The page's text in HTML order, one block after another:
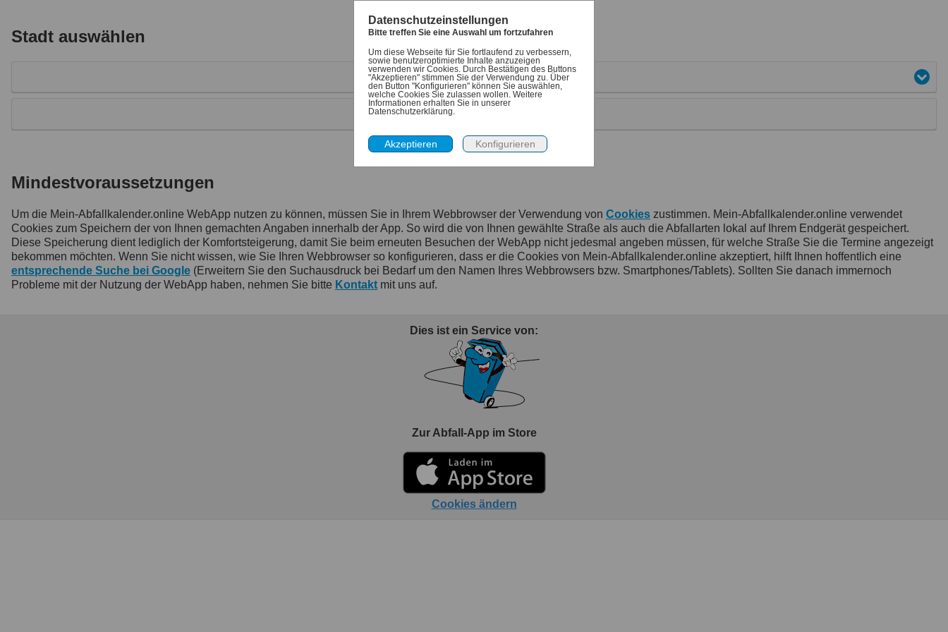
Stadt auswählen
Gemeinde Antrifttal
Für den Denk-dran Service registrieren
Mindestvoraussetzungen
Um die Mein-Abfallkalender.online WebApp nutzen zu können, müssen Sie in Ihrem Webbrowser der Verwendung von Cookies zustimmen. Mein-Abfallkalender.online verwendet
Cookies zum Speichern der von Ihnen gemachten Angaben innerhalb der App. So wird die von Ihnen gewählte Straße als auch die Abfallarten lokal auf Ihrem Endgerät gespeichert.
Diese Speicherung dient lediglich der Komfortsteigerung, damit Sie beim erneuten Besuchen der WebApp nicht jedesmal angeben müssen, für welche Straße Sie die Termine angezeigt
bekommen möchten. Wenn Sie nicht wissen, wie Sie Ihren Webbrowser so konfigurieren, dass er die Cookies von Mein-Abfallkalender.online akzeptiert, hilft Ihnen hoffentlich eine
entsprechende Suche bei Google (Erweitern Sie den Suchausdruck bei Bedarf um den Namen Ihres Webbrowsers bzw. Smartphones/Tablets). Sollten Sie danach immernoch
Probleme mit der Nutzung der WebApp haben, nehmen Sie bitte Kontakt mit uns auf.
Dies ist ein Service von:
Zur Abfall-App im Store
Cookies ändern
Datenschutzeinstellungen
Bitte treffen Sie eine Auswahl um fortzufahren
Um diese Webseite für Sie fortlaufend zu verbessern,
sowie benutzeroptimierte Inhalte anzuzeigen
verwenden wir Cookies. Durch Bestätigen des Buttons
"Akzeptieren" stimmen Sie der Verwendung zu. Über
den Button "Konfigurieren" können Sie auswählen,
welche Cookies Sie zulassen wollen. Weitere
Informationen erhalten Sie in unserer
Datenschutzerklärung.